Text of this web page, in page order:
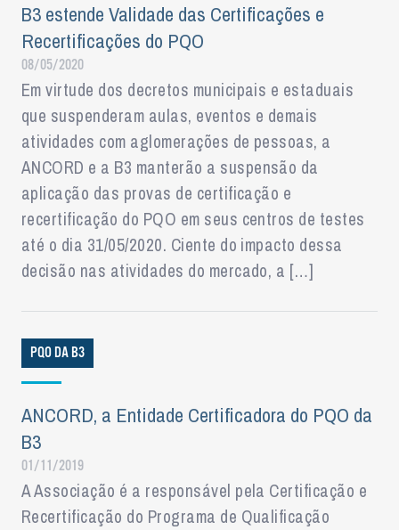
B3 estende Validade das Certificações e
Recertificações do PQO
08/05/2020
Em virtude dos decretos municipais e estaduais
que suspenderam aulas, eventos e demais
atividades com aglomerações de pessoas, a
ANCORD e a B3 manterão a suspensão da
aplicação das provas de certificação e
recertificação do PQO em seus centros de testes
até o dia 31/05/2020. Ciente do impacto dessa
decisão nas atividades do mercado, a […]
PQO DA B3
ANCORD, a Entidade Certificadora do PQO da
B3
01/11/2019
A Associação é a responsável pela Certificação e
Recertificação do Programa de Qualificação